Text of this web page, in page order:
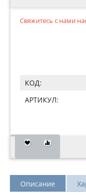
Свяжитесь с нами
КОД:
АРТИКУЛ:
Описание